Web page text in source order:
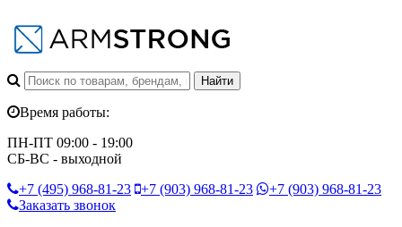
Время работы:
ПН-ПТ 09:00 - 19:00
СБ-ВС - выходной
+7 (495) 968-81-23 +7 (903) 968-81-23 +7 (903) 968-81-23
Заказать звонок